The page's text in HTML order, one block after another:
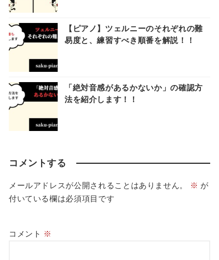
【ピアノ】ツェルニーのそれぞれの難
易度と、練習すべき順番を解説！！
「絶対音感があるかないか」の確認方
法を紹介します！！
コメントする
メールアドレスが公開されることはありません。 ※ が
付いている欄は必須項目です
コメント ※